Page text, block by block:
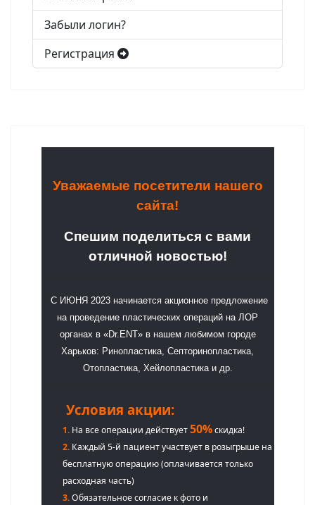
Забыли логин?
Регистрация
Уважаемые посетители нашего
сайта!
Спешим поделиться с вами
отличной новостью!
С ИЮНЯ 2023 начинается акционное предложение
на проведение пластических операций на ЛОР
органах в «Dr.ENT» в нашем любимом городе
Харьков: Ринопластика, Септоринопластика,
Отопластика, Хейлопластика и др.
Условия акции:
1.На все операции действует50%скидка!
2.Каждый 5-й пациент участвует в розыгрыше на
бесплатную операцию (оплачивается только
расходная часть)
3.Обязательное согласие к фото и